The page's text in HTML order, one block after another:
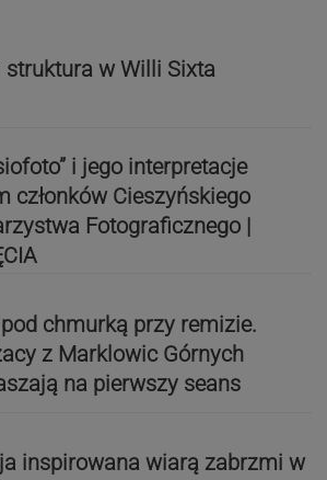
struktura w Willi Sixta
i jego interpretacje
członków Cieszyńskiego
Fotograficznego |
chmurką przy remizie.
z Marklowic Górnych
na pierwszy seans
inspirowana wiarą zabrzmi w